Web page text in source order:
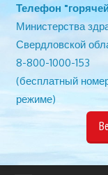
Телефон
Министерства
Свердловской
8-800-1000-153
(бесплатный
режиме)